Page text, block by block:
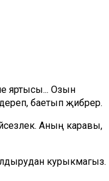
яртысы... Озын
баетып җибәрер.
Аның каравы,
курыкмагыз.